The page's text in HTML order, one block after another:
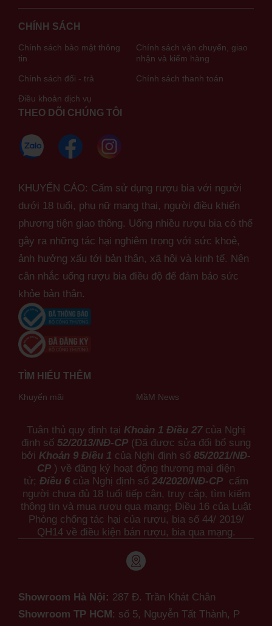
CHÍNH SÁCH
Chính sách bảo mật thông
tin
Chính sách vận chuyển, giao
nhận và kiểm hàng
Chính sách đổi - trả Chính sách thanh toán
Điều khoản dịch vụ
THEO DÕI CHÚNG TÔI
KHUYẾN CÁO: Cấm sử dụng rượu bia với người
dưới 18 tuổi, phụ nữ mang thai, người điều khiển
phương tiện giao thông. Uống nhiều rượu bia có thể
gây ra những tác hại nghiêm trọng với sức khoẻ,
ảnh hưởng xấu tới bản thân, xã hội và kinh tế. Nên
cân nhắc uống rượu bia điều độ để đảm bảo sức
khỏe bản thân.
TÌM HIỂU THÊM
Khuyến mãi MầM News
Tuân thủ quy định tại Khoản 1 Điều 27của Nghị
định số 52/2013/NĐ-CP (Đã được sửa đổi bổ sung
bởi Khoản 9 Điều 1 của Nghị định số 85/2021/NĐ-
CP ) về đăng ký hoạt động thương mại điện
tử; Điều 6 của Nghị định số 24/2020/NĐ-CP cấm
người chưa đủ 18 tuổi tiếp cận, truy cập, tìm kiếm
thông tin và mua rượu qua mạng; Điều 16 của Luật
Phòng chống tác hại của rượu, bia số 44/ 2019/
QH14 về điều kiện bán rượu, bia qua mạng.
Showroom Hà Nội: 287 Đ. Trần Khát Chân
Showroom TP HCM: số 5, Nguyễn Tất Thành, P